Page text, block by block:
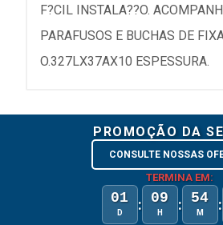
F?CIL INSTALA??O.
PARAFUSOS E BUCHAS DE
O.327LX37AX10 ESPESSURA.
PROMOÇÃO DA
CONSULTE NOSSAS
TERMINA EM:
01
D : 09
H : 54
M :